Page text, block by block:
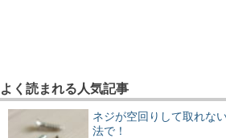
よく読まれる人気記事
ネジが空回りして取れな
法で！